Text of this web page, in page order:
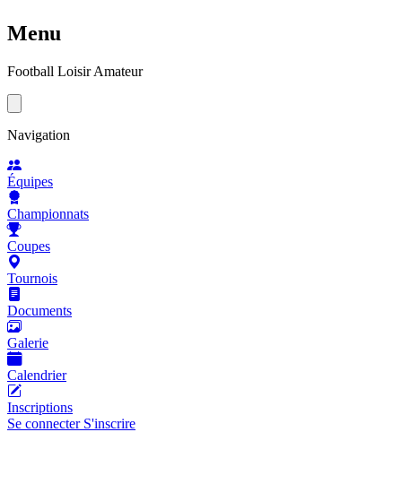
Menu
Football Loisir Amateur
Navigation
Équipes
Championnats
Coupes
Tournois
Documents
Galerie
Calendrier
Inscriptions
Se connecter S'inscrire